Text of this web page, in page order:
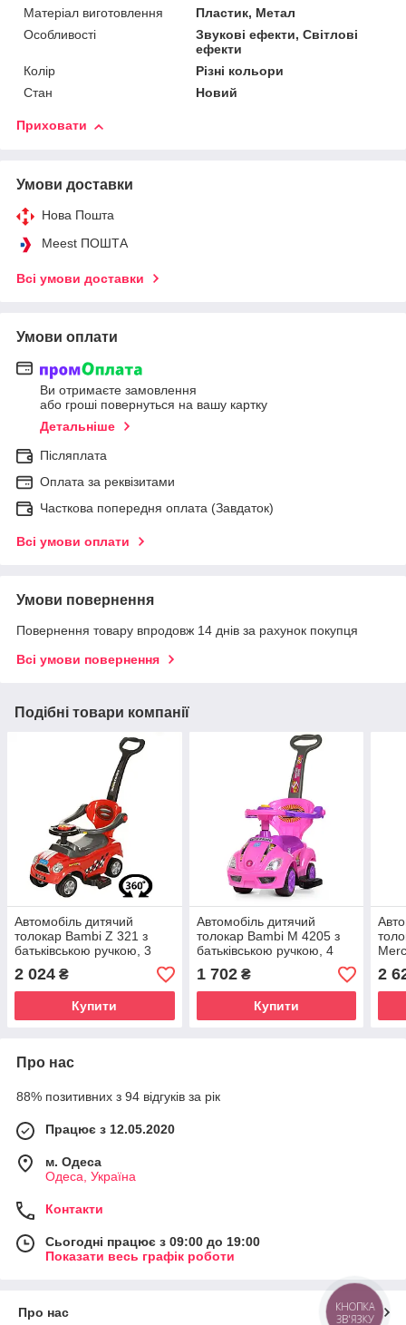
Матеріал виготовлення
Пластик, Метал
Особливості
Звукові ефекти, Світлові
ефекти
Колір
Різні кольори
Стан
Новий
Приховати
Умови доставки
Нова Пошта
Meest ПОШТА
Всі умови доставки
Умови оплати
Ви отримаєте замовлення
або гроші повернуться на вашу картку
Детальніше
Післяплата
Оплата за реквізитами
Часткова попередня оплата (Завдаток)
Всі умови оплати
Умови повернення
Повернення товару впродовж 14 днів за рахунок покупця
Всі умови повернення
Подібні товари компанії
Автомобіль дитячий
толокар Bambi Z 321 з
батьківською ручкою, 3
кольори, музика
2 024 ₴
Купити
Автомобіль дитячий
толокар Bambi M 4205 з
батьківською ручкою, 4
кольори, музика, кермо-
пискавка,багажник
1 702₴
Купити
2
Про нас
88% позитивних з 94 відгуків за рік
Працює з 12.05.2020
м. Одеса
Одеса, Україна
Контакти
Сьогодні працює з 09:00 до 19:00
Показати весь графік роботи
Про нас
КНОПКА
ЗВ'ЯЗКУ